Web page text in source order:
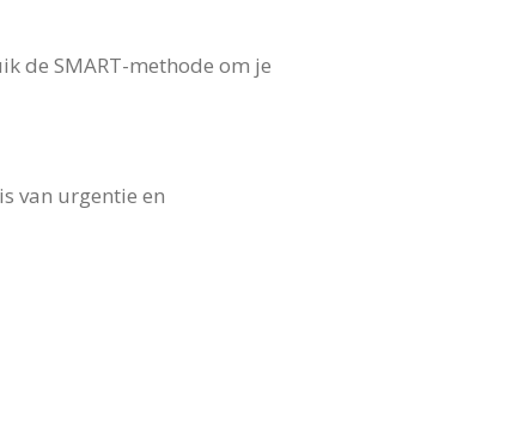
de SMART-methode om je
van urgentie en